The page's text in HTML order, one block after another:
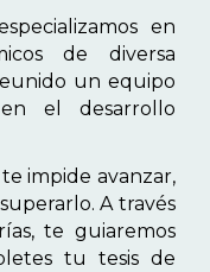
en
de diversa
un equipo
el desarrollo
impide avanzar,
A través
te guiaremos
tu tesis de